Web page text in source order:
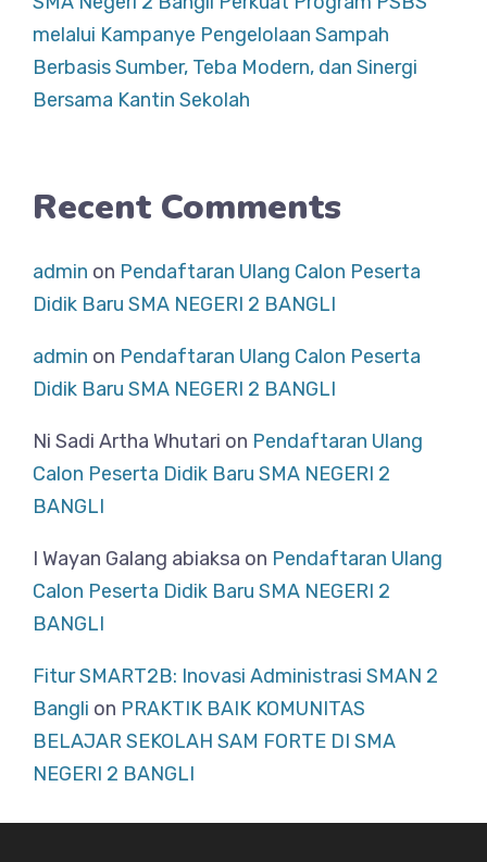
melalui Kampanye Pengelolaan Sampah
Berbasis Sumber, Teba Modern, dan Sinergi
Bersama Kantin Sekolah
Recent Comments
admin on Pendaftaran Ulang Calon Peserta
Didik Baru SMA NEGERI 2 BANGLI
admin on Pendaftaran Ulang Calon Peserta
Didik Baru SMA NEGERI 2 BANGLI
Ni Sadi Artha Whutari on Pendaftaran Ulang
Calon Peserta Didik Baru SMA NEGERI 2
BANGLI
I Wayan Galang abiaksa on Pendaftaran Ulang
Calon Peserta Didik Baru SMA NEGERI 2
BANGLI
Fitur SMART2B: Inovasi Administrasi SMAN 2
Bangli on PRAKTIK BAIK KOMUNITAS
BELAJAR SEKOLAH SAM FORTE DI SMA
NEGERI 2 BANGLI